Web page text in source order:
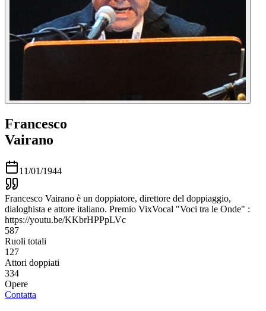
Francesco
Vairano
11/01/1944
Francesco Vairano è un doppiatore, direttore del doppiaggio,
dialoghista e attore italiano. Premio VixVocal "Voci tra le Onde" :
https://youtu.be/KKbrHPPpLVc
587
Ruoli totali
127
Attori doppiati
334
Opere
Contatta